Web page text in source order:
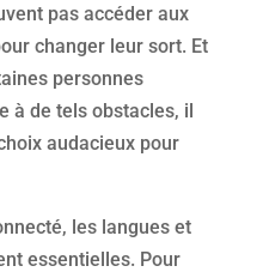
pas accéder aux
changer leur sort. Et
personnes
à de tels obstacles, il
audacieux pour
les langues et
essentielles. Pour